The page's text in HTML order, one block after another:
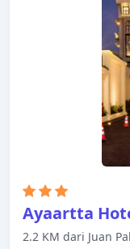
setelah
kebugaran,
taman bermain
staf profesional,
memenuhi
Ayaartta
2.2 KM dari Juan